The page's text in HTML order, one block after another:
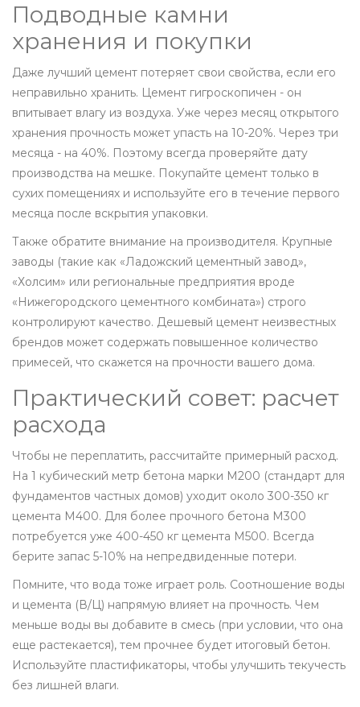
Подводные камни
хранения и покупки
Даже лучший цемент потеряет свои свойства, если его
неправильно хранить. Цемент гигроскопичен - он
впитывает влагу из воздуха. Уже через месяц открытого
хранения прочность может упасть на 10-20%. Через три
месяца - на 40%. Поэтому всегда проверяйте дату
производства на мешке. Покупайте цемент только в
сухих помещениях и используйте его в течение первого
месяца после вскрытия упаковки.
Также обратите внимание на производителя. Крупные
заводы (такие как «Ладожский цементный завод»,
«Холсим» или региональные предприятия вроде
«Нижегородского цементного комбината») строго
контролируют качество. Дешевый цемент неизвестных
брендов может содержать повышенное количество
примесей, что скажется на прочности вашего дома.
Практический совет: расчет
расхода
Чтобы не переплатить, рассчитайте примерный расход.
На 1 кубический метр бетона марки М200 (стандарт для
фундаментов частных домов) уходит около 300-350 кг
цемента М400. Для более прочного бетона М300
потребуется уже 400-450 кг цемента М500. Всегда
берите запас 5-10% на непредвиденные потери.
Помните, что вода тоже играет роль. Соотношение воды
и цемента (В/Ц) напрямую влияет на прочность. Чем
меньше воды вы добавите в смесь (при условии, что она
еще растекается), тем прочнее будет итоговый бетон.
Используйте пластификаторы, чтобы улучшить текучесть
без лишней влаги.